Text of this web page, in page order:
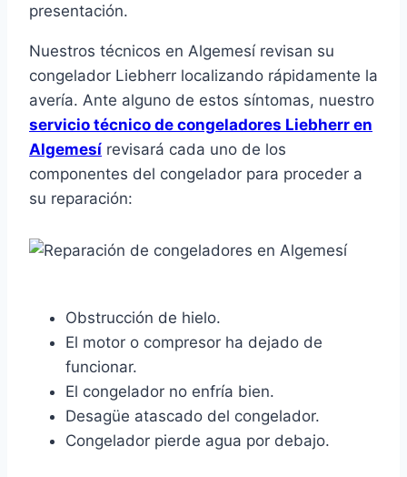
presentación.
Nuestros técnicos en Algemesí revisan su
congelador Liebherr localizando rápidamente la
avería. Ante alguno de estos síntomas, nuestro
servicio técnico de congeladores Liebherr en
Algemesí revisará cada uno de los
componentes del congelador para proceder a
su reparación:
Obstrucción de hielo.
El motor o compresor ha dejado de
funcionar.
El congelador no enfría bien.
Desagüe atascado del congelador.
Congelador pierde agua por debajo.